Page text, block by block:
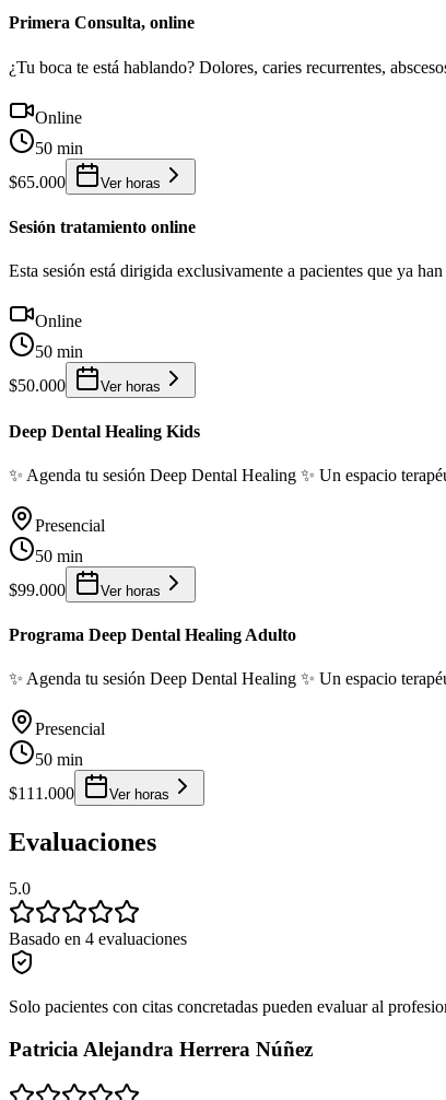
Primera Consulta, online
¿Tu boca te está hablando? Dolores, caries recurrentes,
Online
50 min
$65.000
Ver horas
Sesión tratamiento online
Esta sesión está dirigida exclusivamente a pacientes que ya
Online
50 min
$50.000
Ver horas
Deep Dental Healing Kids
✨ Agenda tu sesión Deep Dental Healing ✨ Un espacio
Presencial
50 min
$99.000
Ver horas
Programa Deep Dental Healing Adulto
✨ Agenda tu sesión Deep Dental Healing ✨ Un espacio
Presencial
50 min
$111.000
Ver horas
Evaluaciones
5.0
Basado en 4 evaluaciones
Solo pacientes con citas concretadas pueden evaluar al
Patricia Alejandra Herrera Núñez